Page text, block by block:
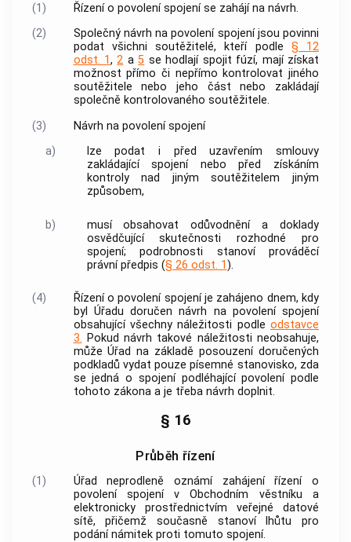
(1)
Řízení o povolení spojení se zahájí na návrh.
(2)
Společný návrh na povolení spojení jsou povinni
podat všichni soutěžitelé, kteří podle § 12
odst. 1,2 a5 se hodlají spojit fúzí, mají získat
možnost přímo či nepřímo kontrolovat jiného
soutěžitele nebo jeho část nebo zakládají
společně kontrolovaného soutěžitele.
(3)
Návrh na povolení spojení
a)
lze podat i před uzavřením smlouvy
zakládající spojení nebo před získáním
kontroly nad jinýmsoutěžitelem jiným
způsobem,
b)
musí obsahovat odůvodnění a doklady
osvědčující skutečnosti rozhodné pro
spojení; podrobnosti stanoví prováděcí
právní předpis (§ 26 odst. 1).
(4)
Řízení o povolení spojení je zahájeno dnem, kdy
byl Úřadu doručen návrh na povolení spojení
obsahující všechny náležitosti podle odstavce
3. Pokud návrh takové náležitosti neobsahuje,
může Úřad na základě posouzení doručených
podkladů vydat pouze písemné stanovisko, zda
se jedná o spojení podléhající povolení podle
tohoto zákona a je třeba návrh doplnit.
§ 16
Průběh řízení
(1)
Úřad neprodleně oznámí zahájení řízení o
povolení spojení v Obchodním věstníku a
elektronicky prostřednictvím veřejné datové
sítě, přičemž současně stanoví lhůtu pro
podání námitek proti tomuto spojení.